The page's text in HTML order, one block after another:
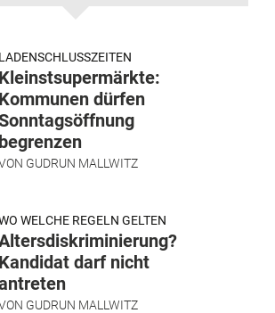
LADENSCHLUSSZEITEN
Kleinstsupermärkte:
Kommunen dürfen
begrenzen
GUDRUN MALLWITZ
WELCHE REGELN GELTEN
Kandidat darf nicht
GUDRUN MALLWITZ